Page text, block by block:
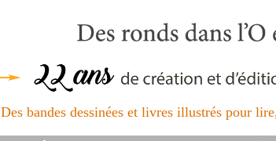
Des bandes dessinées et livres illustrés pour